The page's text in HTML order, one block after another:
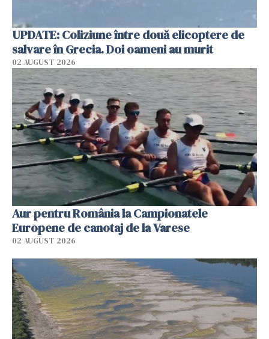
UPDATE: Coliziune între două elicoptere de
salvare în Grecia. Doi oameni au murit
02 AUGUST 2026
Aur pentru România la Campionatele
Europene de canotaj de la Varese
02 AUGUST 2026